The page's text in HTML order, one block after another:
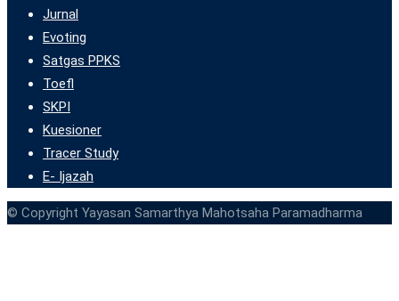
Jurnal
Evoting
Satgas PPKS
Toefl
SKPI
Kuesioner
Tracer Study
E- Ijazah
© Copyright Yayasan Samarthya Mahotsaha Paramadharma